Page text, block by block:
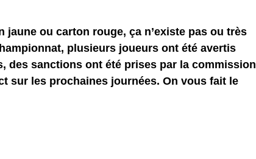
ou carton rouge, ça n’existe pas ou très
plusieurs joueurs ont été avertis
des sanctions ont été prises par la commission
sur les prochaines journées. On vous fait le